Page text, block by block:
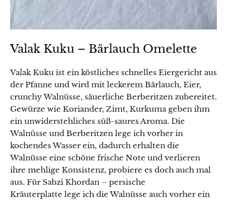
Valak Kuku – Bärlauch Omelette
Valak Kuku ist ein köstliches schnelles Eiergericht aus
der Pfanne und wird mit leckerem Bärlauch, Eier,
crunchy Walnüsse, säuerliche Berberitzen zubereitet.
Gewürze wie Koriander, Zimt, Kurkuma geben ihm
ein unwiderstehliches süß-saures Aroma. Die
Walnüsse und Berberitzen lege ich vorher in
kochendes Wasser ein, dadurch erhalten die
Walnüsse eine schöne frische Note und verlieren
ihre mehlige Konsistenz, probiere es doch auch mal
aus. Für Sabzi Khordan – persische
Kräuterplatte lege ich die Walnüsse auch vorher ein